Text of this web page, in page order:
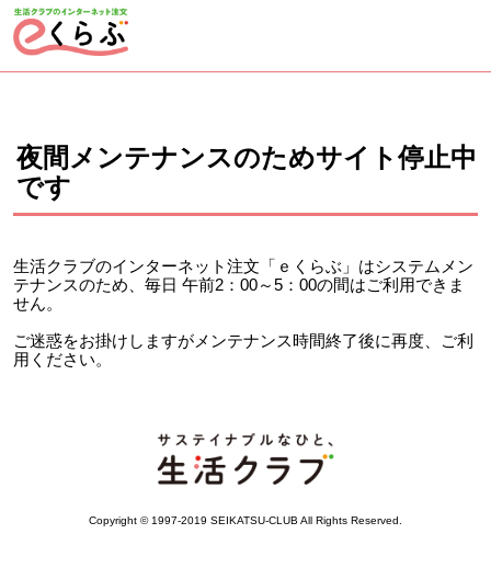
ページの先頭です。
夜間メンテナンスのためサイト停止中
です
生活クラブのインターネット注文「ｅくらぶ」はシステムメン
テナンスのため、毎日 午前2：00～5：00の間はご利用できま
せん。
ご迷惑をお掛けしますがメンテナンス時間終了後に再度、ご利
用ください。
Copyright © 1997-2019 SEIKATSU-CLUB All Rights Reserved.